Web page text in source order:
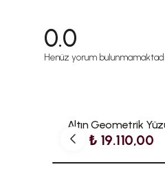
0.0
Henüz yorum
Altın Geometrik
₺ 19.110,00